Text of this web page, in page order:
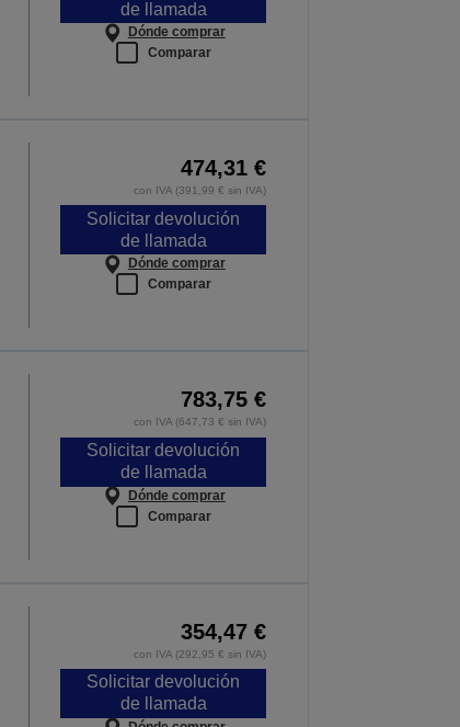
de llamada
Dónde comprar
Comparar
474,31 €
con IVA (391,99 € sin IVA)
Solicitar devolución
de llamada
Dónde comprar
Comparar
783,75 €
con IVA (647,73 € sin IVA)
Solicitar devolución
de llamada
Dónde comprar
Comparar
354,47 €
con IVA (292,95 € sin IVA)
Solicitar devolución
de llamada